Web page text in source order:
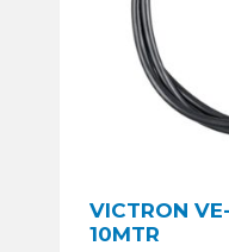
VICTRON
10MTR